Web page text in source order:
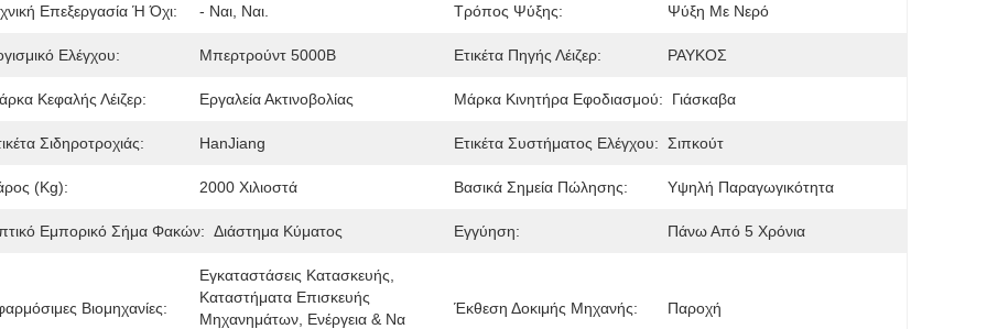
Επεξεργασία Ή Όχι: - Ναι, Ναι. Τρόπος Ψύξης: Ψύξη Με Νερό
Ελέγχου: Μπερτρούντ 5000Β Ετικέτα Πηγής Λέιζερ: ΡΑΥΚΟΣ
Κεφαλής Λέιζερ: Εργαλεία Ακτινοβολίας Μάρκα Κινητήρα Εφοδιασμού: Γιάσκαβα
Σιδηροτροχιάς: HanJiang Ετικέτα Συστήματος Ελέγχου: Σιπκούτ
(kg): 2000 Χιλιοστά Βασικά Σημεία Πώλησης: Υψηλή Παραγωγικότητα
Εμπορικό Σήμα Φακών: Διάστημα Κύματος Εγγύηση: Πάνω Από 5 Χρόνια
Βιομηχανίες:
Εγκαταστάσεις Κατασκευής,
Καταστήματα Επισκευής
Μηχανημάτων, Ενέργεια & Να
Έκθεση Δοκιμής Μηχανής: Παροχή